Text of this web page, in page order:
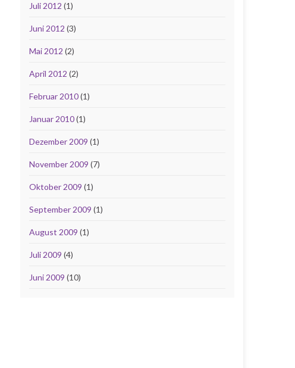
Juli 2012 (1)
Juni 2012 (3)
Mai 2012 (2)
April 2012 (2)
Februar 2010(1)
Januar 2010(1)
Dezember 2009 (1)
November 2009 (7)
Oktober 2009 (1)
September 2009 (1)
August 2009 (1)
Juli 2009 (4)
Juni 2009 (10)